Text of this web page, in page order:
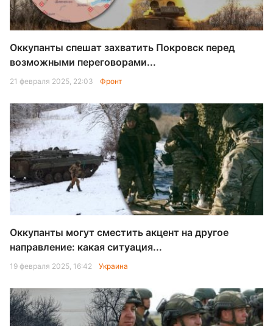
Оккупанты спешат захватить Покровск перед
возможными переговорами...
21 февраля 2025, 22:03 Фронт
Оккупанты могут сместить акцент на другое
направление: какая ситуация...
19 февраля 2025, 16:42 Украина